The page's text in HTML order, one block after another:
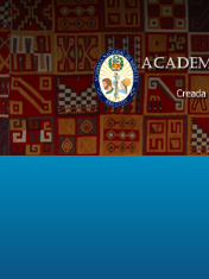
Pasar al contenido principal